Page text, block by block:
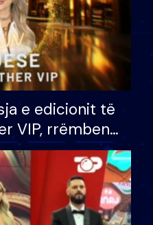
e edicionit të
VIP, rrëmben
100 mijë eurosh